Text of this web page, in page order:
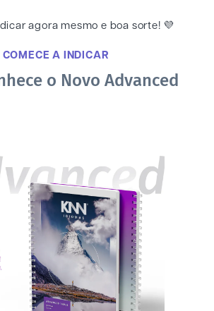
agora mesmo e boa sorte! 💜
COMECE A INDICAR
o Novo Advanced